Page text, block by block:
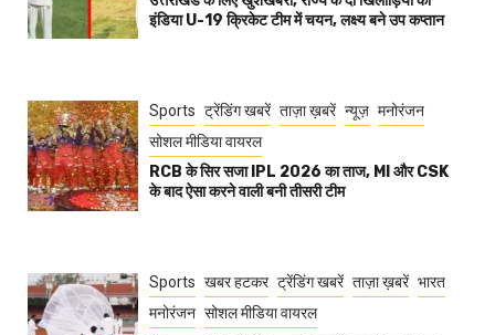
इंडिया U-19 क्रिकेट टीम में चयन, लक्ष्य बने उप कप्तान
Sports ट्रेंडिंग खबरें ताज़ा ख़बरें न्यूज़ मनोरंजन
सोशल मीडिया वायरल
RCB के सिर सजा IPL 2026 का ताज, MI और CSK
के बाद ऐसा करने वाली बनी तीसरी टीम
Sports खबर हटकर ट्रेंडिंग खबरें ताज़ा ख़बरें भारत
मनोरंजन सोशल मीडिया वायरल